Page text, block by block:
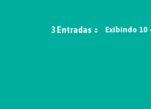
3 Entradas Exibindo 10